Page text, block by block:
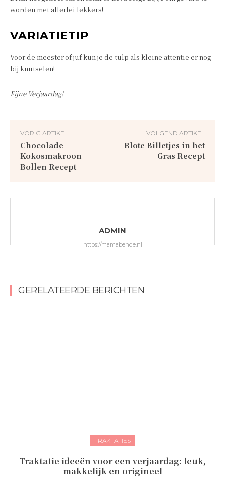
worden met allerlei lekkers!
VARIATIETIP
Voor de meester of juf kun je de tulp als kleine attentie er nog
bij knutselen!
Fijne Verjaardag!
VORIG ARTIKEL
Chocolade
Kokosmakroon
Bollen Recept
VOLGEND ARTIKEL
Blote Billetjes in het
Gras Recept
ADMIN
https://mamabende.nl
GERELATEERDE BERICHTEN
TRAKTATIES
Traktatie ideeën voor een verjaardag: leuk,
makkelijk en origineel